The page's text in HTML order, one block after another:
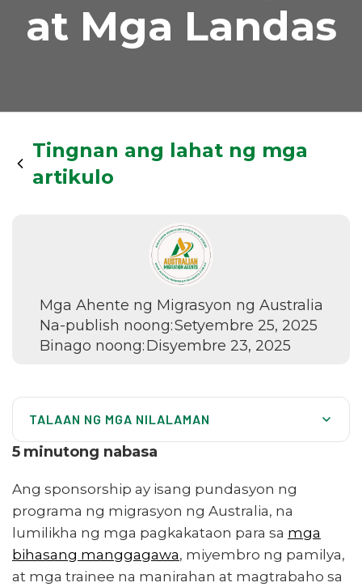
at Mga Landas
Tingnan ang lahat ng mga
artikulo
Mga Ahente ng Migrasyon ng Australia
Na-publish noong:Setyembre 25, 2025
Binago noong:Disyembre 23, 2025
TALAAN NG MGA NILALAMAN
Mga visa na itinataguyod ng isang employer sa Australia
Mga visa na itinataguyod ng isang miyembro ng pamilya
Sino ang karapat-dapat na maging sponsor?
5 minutong nabasa
Ang sponsorship ay isang pundasyon ng
programa ng migrasyon ng Australia, na
lumilikha ng mga pagkakataon para sa mga
bihasang manggagawa, miyembro ng pamilya,
at mga trainee na manirahan at magtrabaho sa